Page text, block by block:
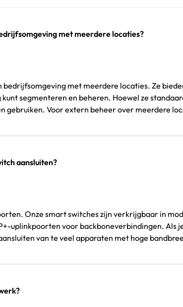
met meerdere locaties?
bedrijfsomgeving met meerdere locaties. Ze
segmenteren en beheren. Hoewel ze
gebruiken. Voor extern beheer over meerdere
aansluiten?
Onze smart switches zijn verkrijgbaar in
uplinkpoorten voor backboneverbindingen.
van te veel apparaten met hoge